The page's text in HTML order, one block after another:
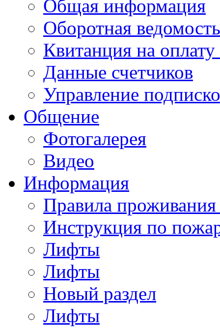
Общая информация
Оборотная ведомость
Квитанция на
Данные счетчиков
Управление
Общение
Фотогалерея
Видео
Информация
Правила
Инструкция по
Лифты
Лифты
Новый раздел
Лифты